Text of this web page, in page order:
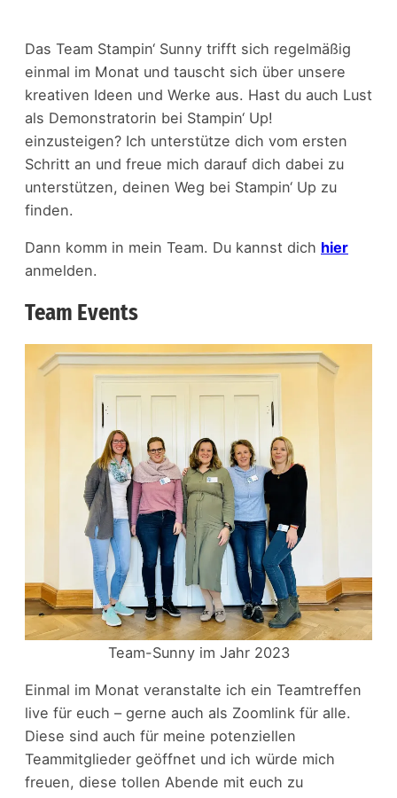
Das Team Stampin‘ Sunny trifft sich regelmäßig
einmal im Monat und tauscht sich über unsere
kreativen Ideen und Werke aus. Hast du auch Lust
als Demonstratorin bei Stampin‘ Up!
einzusteigen? Ich unterstütze dich vom ersten
Schritt an und freue mich darauf dich dabei zu
unterstützen, deinen Weg bei Stampin‘ Up zu
finden.
Dann komm in mein Team. Du kannst dich hier
anmelden.
Team Events
Team-Sunny im Jahr 2023
Einmal im Monat veranstalte ich ein Teamtreffen
live für euch – gerne auch als Zoomlink für alle.
Diese sind auch für meine potenziellen
Teammitglieder geöffnet und ich würde mich
freuen, diese tollen Abende mit euch zu